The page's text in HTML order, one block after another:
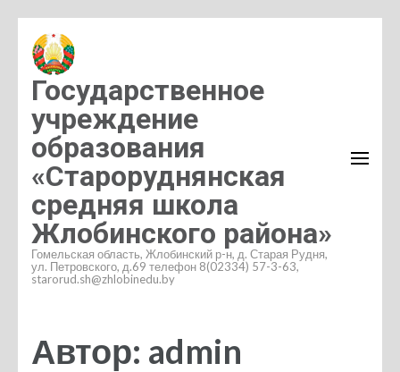
содержимому
(нажмите
Enter)
Государственное
учреждение
образования
«Староруднянская
средняя школа
Жлобинского района»
Гомельская область, Жлобинский р-н, д. Старая Рудня,
ул. Петровского, д.69 телефон 8(02334) 57-3-63,
starorud.sh@zhlobinedu.by
Автор: admin